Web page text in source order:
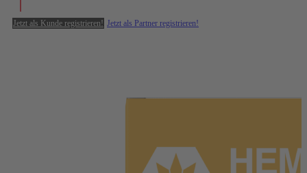
Jetzt als Kunde registrieren! Jetzt als Partner registrieren!